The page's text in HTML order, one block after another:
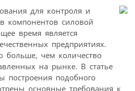
для контроля и
компонентов силовой
время является
предприятиях.
больше, чем количество
на рынке. В статье
построения подобного
основные требования к